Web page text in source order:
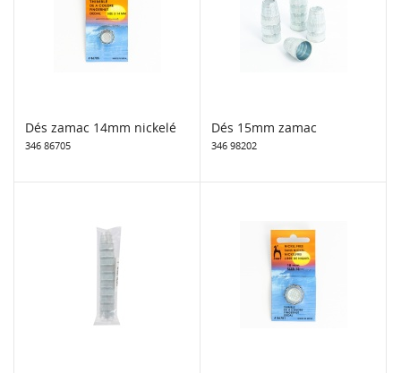
Dés zamac 14mm nickelé
346 86705
Dés 15mm zamac
346 98202